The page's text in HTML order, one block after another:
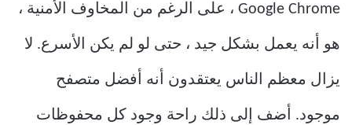
Google Chrome ، على الرغم من المخاوف الأمنية ،
هو أنه يعمل بشكل جيد ، حتى لو لم يكن الأسرع. لا
يزال معظم الناس يعتقدون أنه أفضل متصفح
موجود. أضف إلى ذلك راحة وجود كل محفوظات